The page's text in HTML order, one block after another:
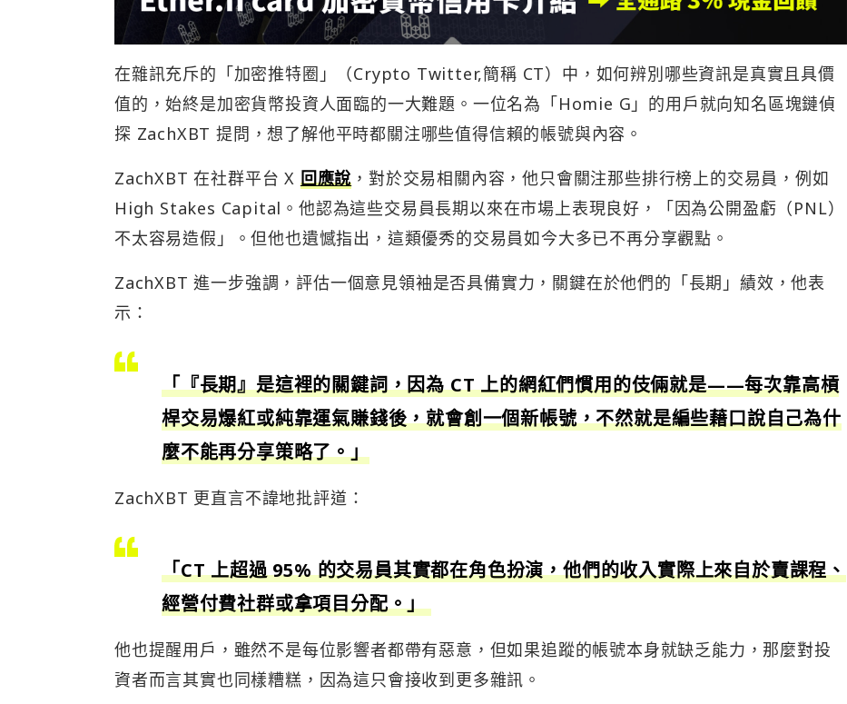
在雜訊充斥的「加密推特圈」（Crypto Twitter,簡稱 CT）中，如何辨別哪些資訊是真實且具價
值的，始終是加密貨幣投資人面臨的一大難題。一位名為「Homie G」的用戶就向知名區塊鏈偵
探 ZachXBT 提問，想了解他平時都關注哪些值得信賴的帳號與內容。
ZachXBT 在社群平台 X 回應說 ，對於交易相關內容，他只會關注那些排行榜上的交易員，例如
High Stakes Capital。他認為這些交易員長期以來在市場上表現良好，「因為公開盈虧（PNL）
不太容易造假」。但他也遺憾指出，這類優秀的交易員如今大多已不再分享觀點。
ZachXBT 進一步強調，評估一個意見領袖是否具備實力，關鍵在於他們的「長期」績效，他表
示：
「『長期』是這裡的關鍵詞，因為 CT 上的網紅們慣用的伎倆就是——每次靠高槓
桿交易爆紅或純靠運氣賺錢後，就會創一個新帳號，不然就是編些藉口說自己為什
麼不能再分享策略了。」
ZachXBT 更直言不諱地批評道：
「CT 上超過 95% 的交易員其實都在角色扮演，他們的收入實際上來自於賣課程、
經營付費社群或拿項目分配。」
他也提醒用戶，雖然不是每位影響者都帶有惡意，但如果追蹤的帳號本身就缺乏能力，那麼對投
資者而言其實也同樣糟糕，因為這只會接收到更多雜訊。